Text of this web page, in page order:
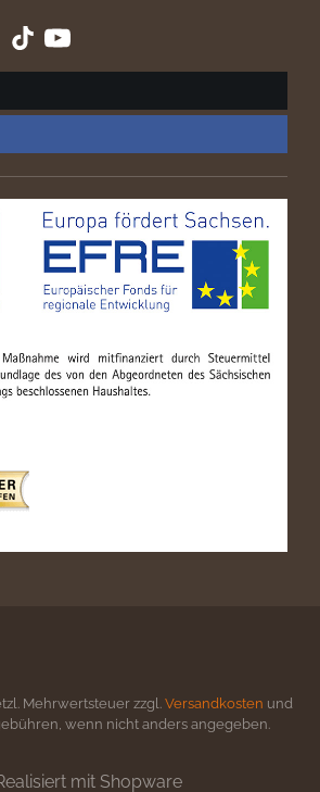
Mehrwertsteuer zzgl. Versandkosten und
wenn nicht anders angegeben.
mit Shopware